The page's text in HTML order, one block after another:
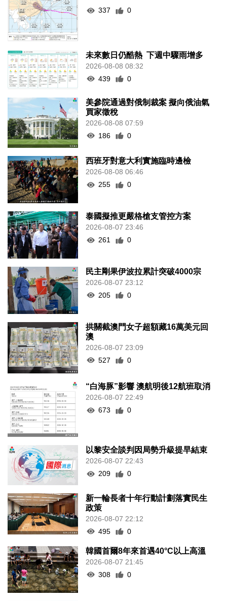
337
0
未來數日仍酷熱 下週中驟雨增多
2026-08-08 08:32
439
0
美參院通過對俄制裁案 擬向俄油氣
買家徵稅
2026-08-08 07:59
186
0
西班牙對意大利實施臨時邊檢
2026-08-08 06:46
255
0
泰國擬推更嚴格槍支管控方案
2026-08-07 23:46
261
0
民主剛果伊波拉累計突破4000宗
2026-08-07 23:12
205
0
拱關截澳門女子超額藏16萬美元回
澳
2026-08-07 23:09
527
0
“白海豚”影響 澳航明後12航班取消
2026-08-07 22:49
673
0
以黎安全談判因局勢升級提早結束
2026-08-07 22:43
209
0
新一輪長者十年行動計劃落實民生
政策
2026-08-07 22:12
495
0
韓國首爾8年來首遇40°C以上高溫
2026-08-07 21:45
308
0